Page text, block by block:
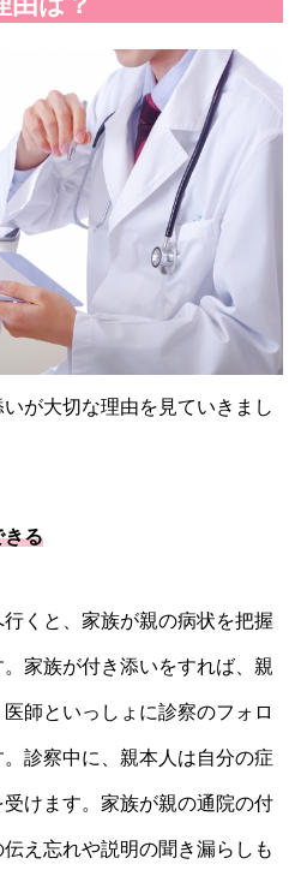
が大切な理由を見ていきまし
きる
くと、家族が親の病状を把握
家族が付き添いをすれば、親
師といっしょに診察のフォロ
診察中に、親本人は自分の症
けます。家族が親の通院の付
え忘れや説明の聞き漏らしも